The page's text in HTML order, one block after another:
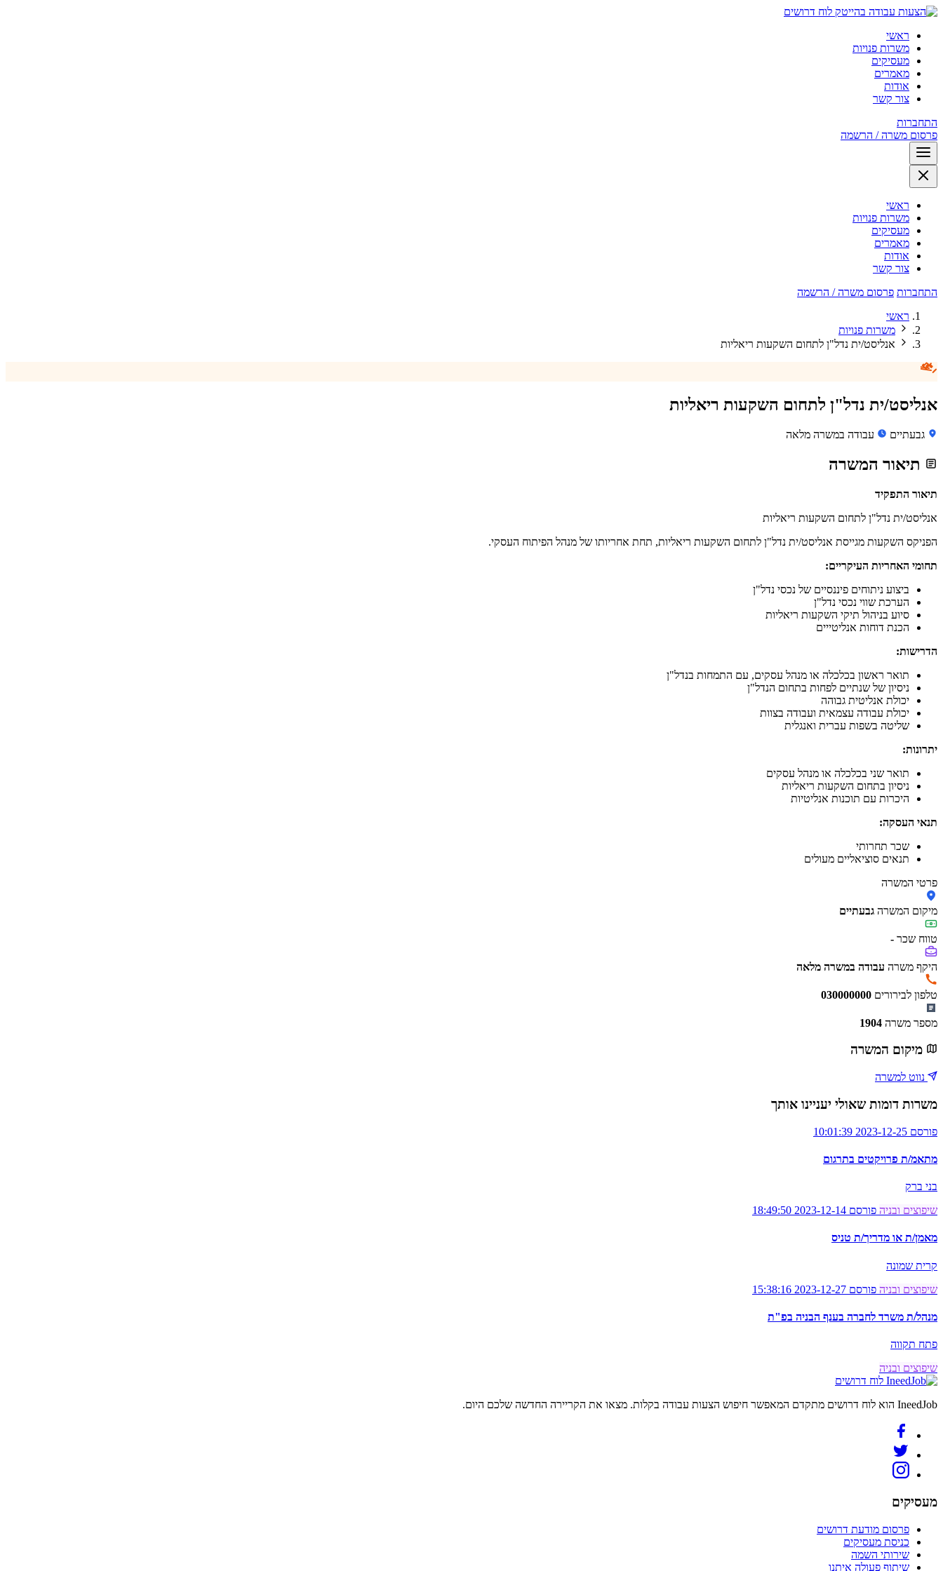
לוח דרושים
ראשי
משרות פנויות
מעסיקים
מאמרים
אודות
צור קשר
התחברות
פרסום משרה / הרשמה
ראשי
משרות פנויות
מעסיקים
מאמרים
אודות
צור קשר
התחברות פרסום משרה / הרשמה
ראשי
משרות פנויות
אנליסט/ית נדל"ן לתחום השקעות ריאליות
אנליסט/ית נדל"ן לתחום השקעות ריאליות
גבעתיים עבודה במשרה מלאה
תיאור המשרה
תיאור התפקיד
אנליסט/ית נדל"ן לתחום השקעות ריאליות
הפניקס השקעות מגייסת אנליסט/ית נדל"ן לתחום השקעות ריאליות, תחת אחריותו של מנהל הפיתוח העסקי.
תחומי האחריות העיקריים:
ביצוע ניתוחים פיננסיים של נכסי נדל"ן
הערכת שווי נכסי נדל"ן
סיוע בניהול תיקי השקעות ריאליות
הכנת דוחות אנליטייים
הדרישות:
תואר ראשון בכלכלה או מנהל עסקים, עם התמחות בנדל"ן
ניסיון של שנתיים לפחות בתחום הנדל"ן
יכולת אנליטית גבוהה
יכולת עבודה עצמאית ועבודה בצוות
שליטה בשפות עברית ואנגלית
יתרונות:
תואר שני בכלכלה או מנהל עסקים
ניסיון בתחום השקעות ריאליות
היכרות עם תוכנות אנליטיות
תנאי העסקה:
שכר תחרותי
תנאים סוציאליים מעולים
פרטי המשרה
מיקום המשרה גבעתיים
טווח שכר -
היקף משרה עבודה במשרה מלאה
טלפון לבירורים 030000000
מספר משרה 1904
מיקום המשרה
נווט למשרה
משרות דומות שאולי יעניינו אותך
פורסם 2023-12-25 10:01:39
מתאמ/ת פרויקטים בתרגום
בני ברק
שיפוצים ובניה פורסם 2023-12-14 18:49:50
מאמן/ת או מדריך/ת טניס
קרית שמונה
שיפוצים ובניה פורסם 2023-12-27 15:38:16
מנהל/ת משרד לחברה בענף הבניה בפ"ת
פתח תקווה
שיפוצים ובניה
לוח דרושים
IneedJob הוא לוח דרושים מתקדם המאפשר חיפוש הצעות עבודה בקלות. מצאו את הקריירה החדשה שלכם היום.
מעסיקים
פרסום מודעת דרושים
כניסת מעסיקים
שירותי השמה
שיתוף פעולה איתנו